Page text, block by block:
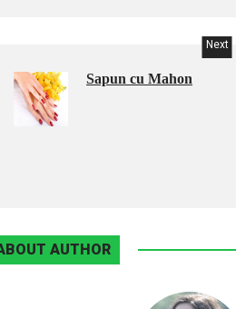
Next
Sapun cu Mahon
AUTHOR